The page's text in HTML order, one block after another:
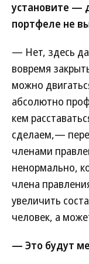
установите —
портфеле не
— Нет, здесь
вовремя
можно
абсолютно
кем
сделаем,—
членами
ненормально,
члена
увеличить
человек, а
— Это будут